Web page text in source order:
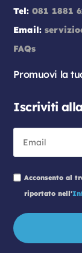
Tel: 081 1881
Email:
FAQs
Promuovi la
Iscriviti
Acconsento al
riportato nell'